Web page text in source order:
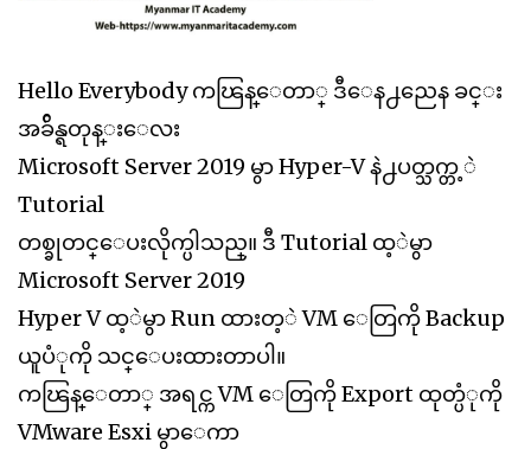
Hello Everybody ကၽြန္ေတာ္ ဒီေန႕ညေန ခင္း
အခ်ိန္ရတုန္းေလး
Microsoft Server 2019 မွာ Hyper-V နဲ႕ပတ္သက္တ့ဲ
Tutorial
တစ္ခုတင္ေပးလိုက္ပါသည္။ ဒီ Tutorial ထ့ဲမွာ
Microsoft Server 2019
Hyper V ထ့ဲမွာ Run ထားတ့ဲ VM ေတြကို Backup
ယူပံုကို သင္ေပးထားတာပါ။
ကၽြန္ေတာ္ အရင္က VM ေတြကို Export ထုတ္ပံုကို
VMware Esxi မွာေကာ